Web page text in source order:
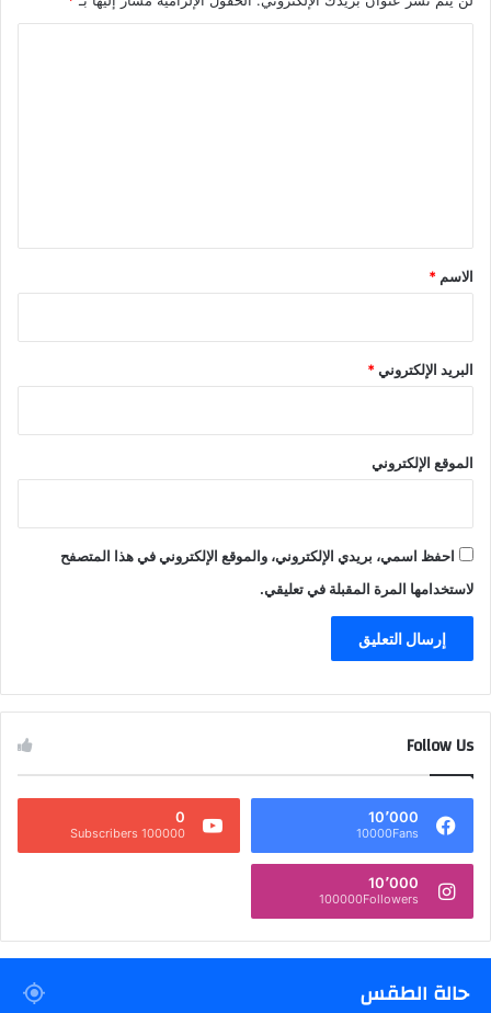
*
الاسم *
البريد الإلكتروني*
الموقع الإلكتروني
احفظ اسمي، بريدي الإلكتروني، والموقع الإلكتروني في هذا المتصفح
لاستخدامها المرة المقبلة في تعليقي.
Follow Us
10٬000
10000Fans
0
100000 Subscribers
10٬000
100000Followers
حالة الطقس